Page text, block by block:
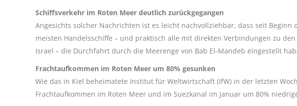
Schiffsverkehr im Roten Meer deutlich zurückgegangen
Angesichts solcher Nachrichten ist es leicht nachvollziehbar, dass seit
meisten Handelsschiffe – und praktisch alle mit direkten Verbindungen zu
Israel – die Durchfahrt durch die Meerenge von Bab El-Mandeb eingestellt
Frachtaufkommen im Roten Meer um 80% gesunken
Wie das in Kiel beheimatete Institut für Weltwirtschaft (IfW) in der letzten
Frachtaufkommen im Roten Meer und im Suezkanal im Januar um 80%